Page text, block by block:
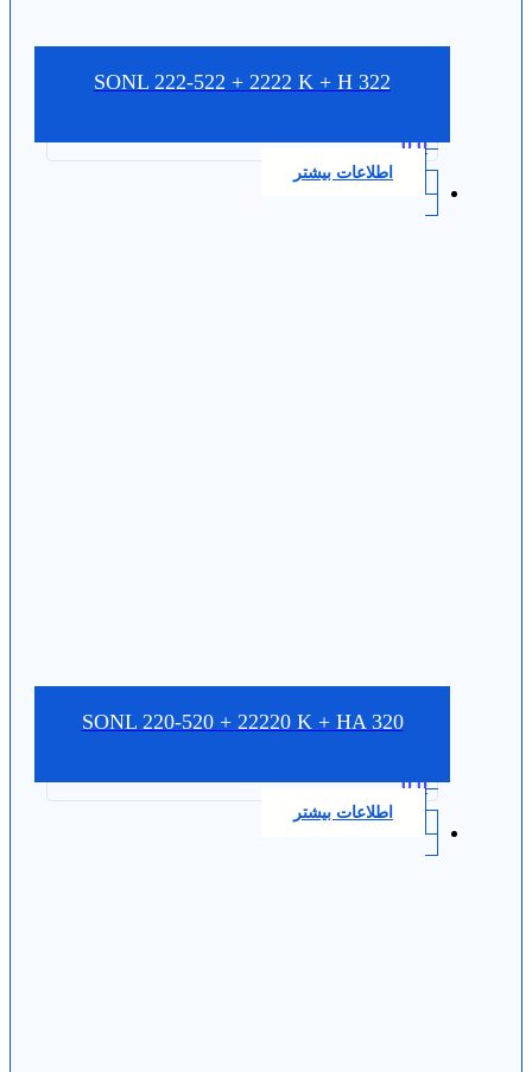
SONL 222-522 + 2222 K + H 322
0.0
اطلاعات بیشتر
SONL 220-520 + 22220 K + HA 320
0.0
اطلاعات بیشتر